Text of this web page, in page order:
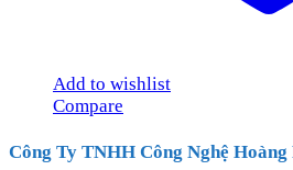
Add to wishlist
Compare
Công Ty TNHH Công Nghệ Hoàng